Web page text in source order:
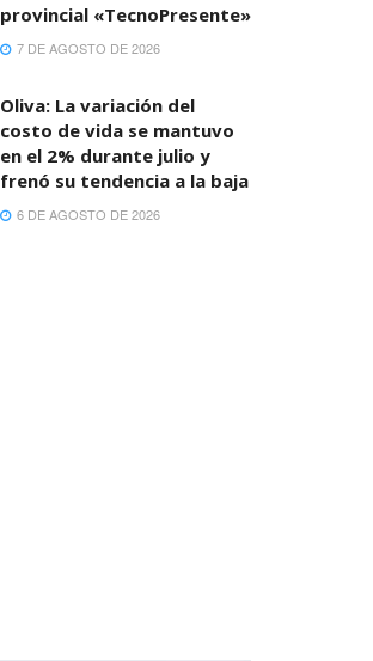
provincial «TecnoPresente»
7 DE AGOSTO DE 2026
Oliva: La variación del
costo de vida se mantuvo
en el 2% durante julio y
frenó su tendencia a la baja
6 DE AGOSTO DE 2026